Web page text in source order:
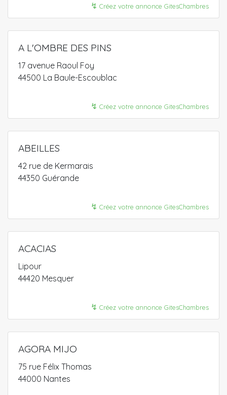
↯ Créez votre annonce GitesChambres
A L'OMBRE DES PINS
17 avenue Raoul Foy
44500 La Baule-Escoublac
↯ Créez votre annonce GitesChambres
ABEILLES
42 rue de Kermarais
44350 Guérande
↯ Créez votre annonce GitesChambres
ACACIAS
Lipour
44420 Mesquer
↯ Créez votre annonce GitesChambres
AGORA MIJO
75 rue Félix Thomas
44000 Nantes